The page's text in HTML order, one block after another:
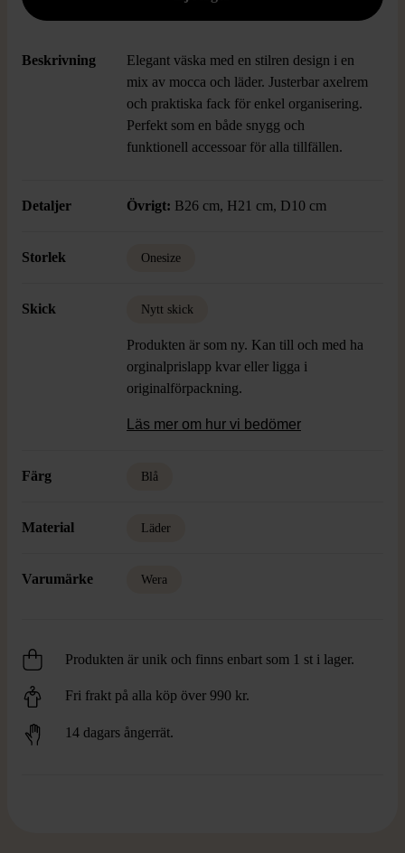
Beskrivning
Elegant väska med en stilren design i en
mix av mocca och läder. Justerbar axelrem
och praktiska fack för enkel organisering.
Perfekt som en både snygg och
funktionell accessoar för alla tillfällen.
Detaljer Övrigt: B26 cm, H21 cm, D10 cm
Storlek Onesize
Skick Nytt skick
Produkten är som ny. Kan till och med ha
orginalprislapp kvar eller ligga i
originalförpackning.
Läs mer om hur vi bedömer
Färg Blå
Material Läder
Varumärke Wera
Produkten är unik och finns enbart som 1 st i lager.
Fri frakt på alla köp över 990 kr.
14 dagars ångerrät.